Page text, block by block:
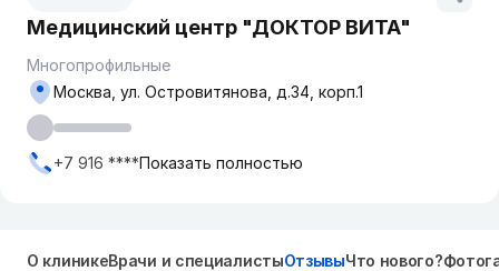
Медицинский центр "ДОКТОР ВИТА"
Многопрофильные
Москва, ​ул. Островитянова, д.34, корп.1
+7 916 ****Показать полностью
О клиникеВрачи и специалистыОтзывыЧто нового?